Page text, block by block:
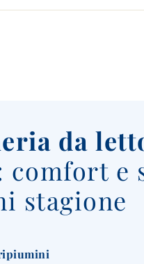
da
comfort e
stagione